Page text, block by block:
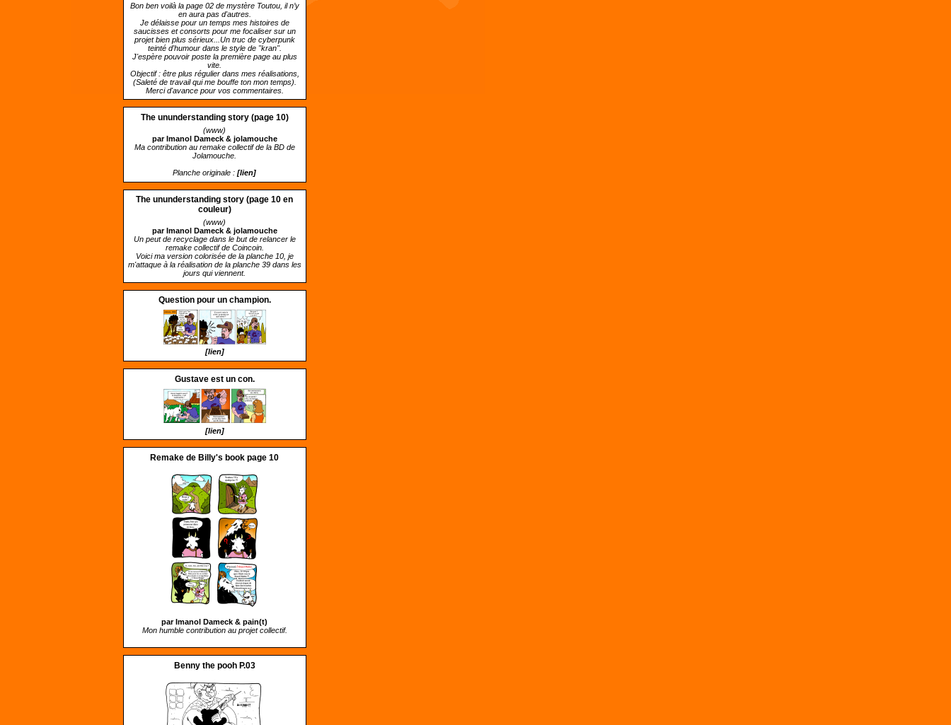
Bon ben voilà la page 02 de mystère Toutou, il n’y
en aura pas d'autres.
Je délaisse pour un temps mes histoires de
saucisses et consorts pour me focaliser sur un
projet bien plus sérieux...Un truc de cyberpunk
teinté d'humour dans le style de "kran".
J'espère pouvoir poste la première page au plus
vite.
Objectif : être plus régulier dans mes réalisations,
(Saleté de travail qui me bouffe ton mon temps).
Merci d'avance pour vos commentaires.
The ununderstanding story (page 10)
(www)
par Imanol Dameck & jolamouche
Ma contribution au remake collectif de la BD de
Jolamouche.
Planche originale :[lien]
The ununderstanding story (page 10 en
couleur)
(www)
par Imanol Dameck & jolamouche
Un peut de recyclage dans le but de relancer le
remake collectif de Coincoin.
Voici ma version colorisée de la planche 10, je
m'attaque à la réalisation de la planche 39 dans les
jours qui viennent.
Question pour un champion.
[lien]
Gustave est un con.
[lien]
Remake de Billy's book page 10
par Imanol Dameck &pain(t)
Mon humble contribution au projet collectif.
Benny the pooh P.03